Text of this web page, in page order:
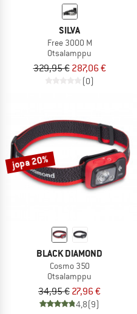
SILVA
Free 3000 M
Otsalamppu
329,95 € 287,06 €
(0)
jopa 20%
BLACK DIAMOND
Cosmo 350
Otsalamppu
34,95 € 27,96 €
4,8(9)